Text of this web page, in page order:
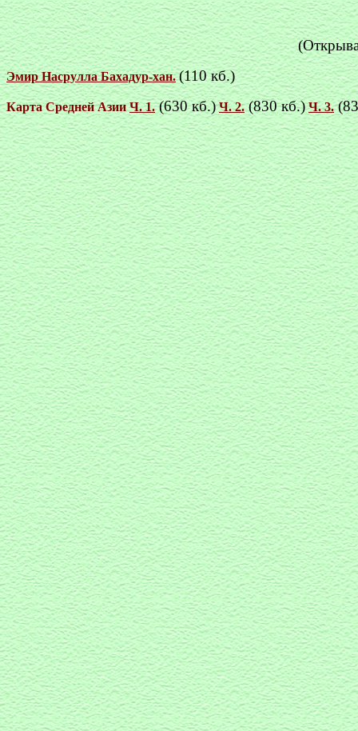
Эмир Насрулла Бахадур-хан. (110 кб.)
Карта Средней Азии Ч. 1.(630 кб.) Ч. 2.(830 кб.) Ч. 3.